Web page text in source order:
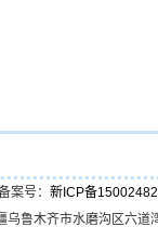
号： 新ICP备
鲁木齐市水磨沟区六道